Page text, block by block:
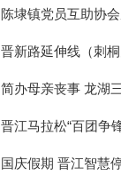
陈埭镇党员互助协
晋新路延伸线（刺桐大桥-晋江大
简办母亲丧事 龙湖
晋江马拉松“百团争
国庆假期 晋江智慧